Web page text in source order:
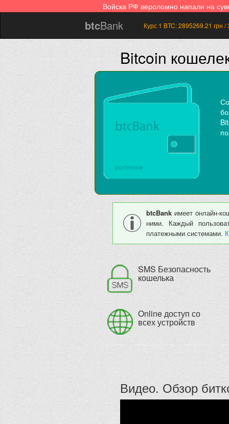
Войска РФ вероломно напали на
btcBank Курс 1 BTC:2895269.21 грн /
Bitcoin
btcBank имеет онлайн-
ними. Каждый
платежными системами.
SMS Безопасность
кошелька
Online доступ со
всех устройств
Видео. Обзор